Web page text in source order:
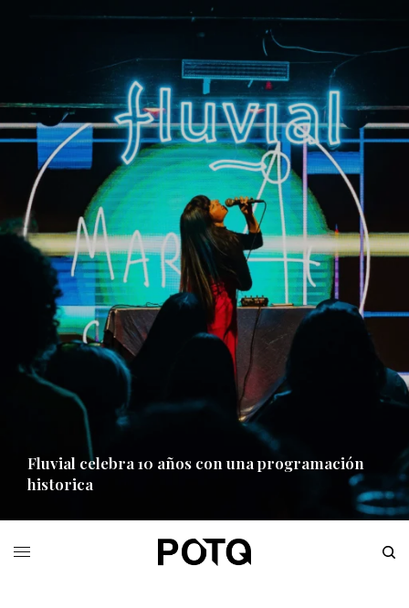
Fluvial celebra 10 años con una programación
historica